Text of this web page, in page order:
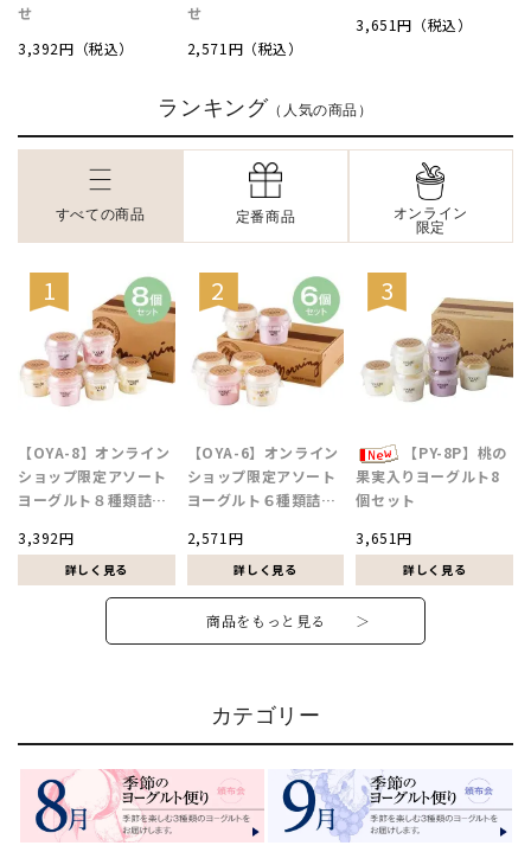
せ
3,392円（税込）
せ
2,571円（税込）
3,651円（税込）
ランキング （人気の商品）
すべての商品 定番商品
オンライン
限定
【OYA-8】オンライン
ショップ限定アソート
ヨーグルト８種類詰合
3,392円
【OYA-6】オンライン
ショップ限定アソート
ヨーグルト６種類詰合
2,571円
【PY-8P】桃の
果実入りヨーグルト8
個セット
3,651円
商品をもっと見る ＞
カテゴリー